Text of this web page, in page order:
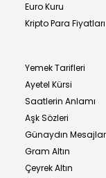
Euro Kuru
Kripto Para Fiyatları
Yemek Tarifleri
Ayetel Kürsi
Saatlerin Anlamı
Aşk Sözleri
Günaydın
Gram Altın
Çeyrek Altın